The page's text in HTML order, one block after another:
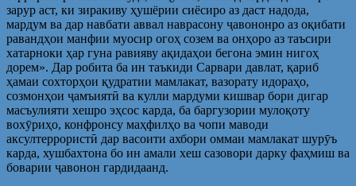
зарур аст, ки зиракиву ҳушёрии сиёсиро аз даст надода,
мардум ва дар навбати аввал наврасону ҷавононро аз оқибати
равандҳои манфии муосир огоҳ созем ва онҳоро аз таъсири
хатарноки ҳар гуна равияву ақидаҳои бегона эмин нигоҳ
дорем». Дар робита ба ин таъкиди Сарвари давлат, қариб
ҳамаи сохторҳои қудратии мамлакат, вазорату идораҳо,
созмонҳои ҷамъиятӣ ва кулли мардуми кишвар бори дигар
масъулияти хешро эҳсос карда, ба баргузории мулоқоту
вохӯриҳо, конфронсу маҳфилҳо ва чопи маводи
аксултеррористӣ дар васоити ахбори оммаи мамлакат шурӯъ
карда, хушбахтона бо ин амали хеш сазовори дарку фаҳмиш ва
боварии ҷавонон гардидаанд.